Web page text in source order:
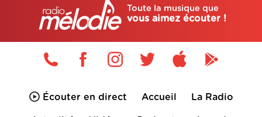
Toute la musique que
vous aimez écouter !
Écouter en direct Accueil La Radio